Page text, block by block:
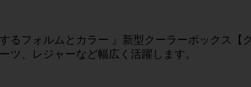
るフォルムとカラー 』新型クーラーボックス
ツ、レジャーなど幅広く活躍します。